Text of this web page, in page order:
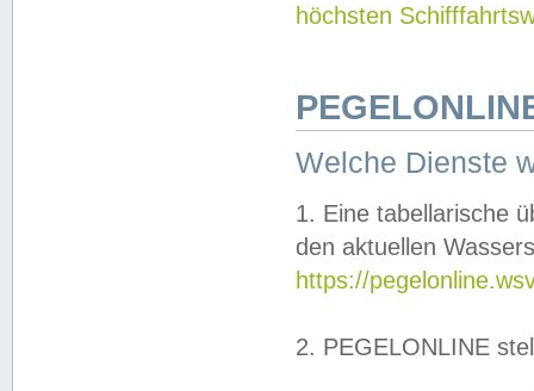
höchsten
Welche Dienste
1. Eine tabellarische
den aktuellen
https://
2. PEGELONLINE